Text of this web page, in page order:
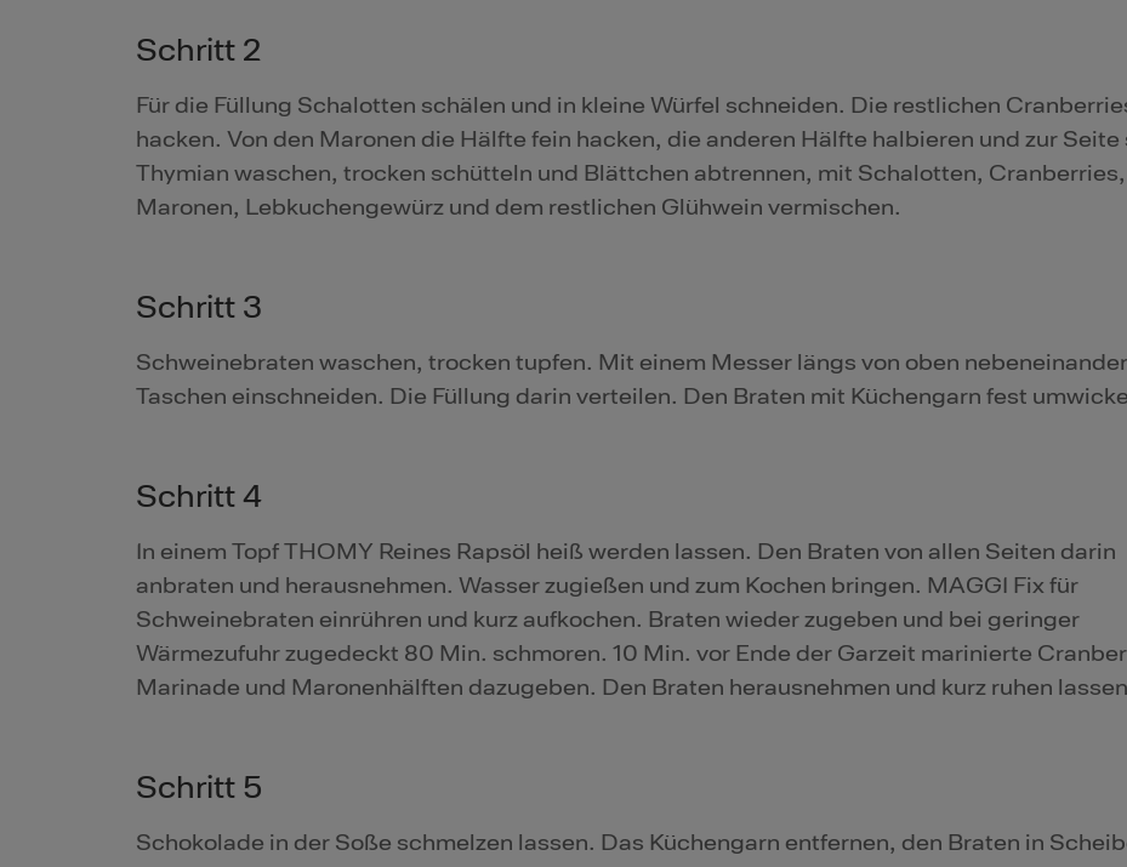
Schritt 2
Für die Füllung Schalotten schälen und in kleine Würfel schneiden. Die restlichen
hacken. Von den Maronen die Hälfte fein hacken, die anderen Hälfte halbieren und zur Seite
Thymian waschen, trocken schütteln und Blättchen abtrennen, mit Schalotten, Cranberries,
Maronen, Lebkuchengewürz und dem restlichen Glühwein vermischen.
Schritt 3
Schweinebraten waschen, trocken tupfen. Mit einem Messer längs von oben
Taschen einschneiden. Die Füllung darin verteilen. Den Braten mit Küchengarn fest
Schritt 4
In einem Topf THOMY Reines Rapsöl heiß werden lassen. Den Braten von allen Seiten darin
anbraten und herausnehmen. Wasser zugießen und zum Kochen bringen. MAGGI Fix für
Schweinebraten einrühren und kurz aufkochen. Braten wieder zugeben und bei geringer
Wärmezufuhr zugedeckt 80 Min. schmoren. 10 Min. vor Ende der Garzeit marinierte
Marinade und Maronenhälften dazugeben. Den Braten herausnehmen und kurz ruhen
Schritt 5
Schokolade in der Soße schmelzen lassen. Das Küchengarn entfernen, den Braten in